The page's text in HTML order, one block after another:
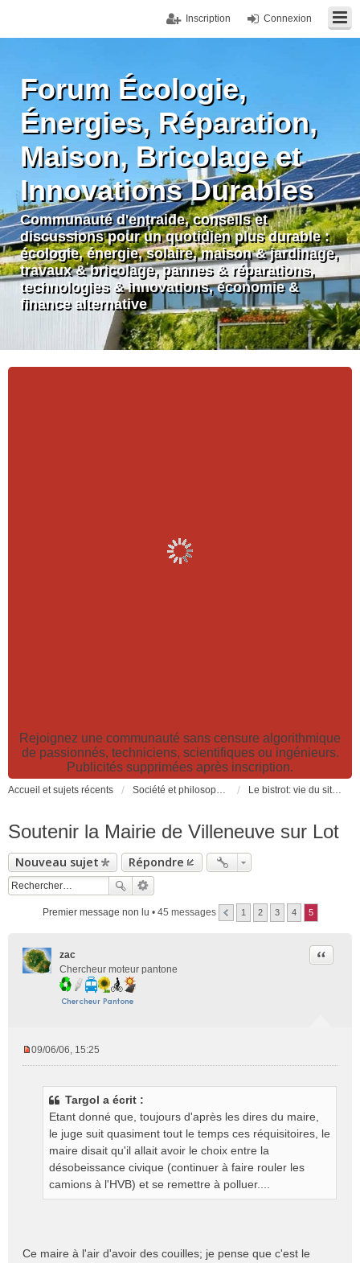
Connexion
Inscription
Forum Écologie,
Énergies, Réparation,
Maison, Bricolage et
Innovations Durables
Communauté d'entraide, conseils et
discussions pour un quotidien plus durable :
écologie, énergie, solaire, maison & jardinage,
travaux & bricolage, pannes & réparations,
technologies & innovations, économie &
finance alternative
Rejoignez une communauté sans censure algorithmique
de passionnés, techniciens, scientifiques ou ingénieurs.
Publicités supprimées après inscription.
Accueil et sujets récents Société et philosophie. Sciences et technologies. Santé et prévention. Le bistrot: vie du site, loisirs et détente, humour et convivialité et Petites Annonces
Soutenir la Mairie de Villeneuve sur Lot
Nouveau sujet Répondre
Premier message non lu • 45 messages 1 2 3 4 5
zac
Chercheur moteur pantone
Citer
09/06/06, 15:25
Targol a écrit :
Etant donné que, toujours d'après les dires du maire,
le juge suit quasiment tout le temps ces réquisitoires, le
maire disait qu'il allait avoir le choix entre la
désobeissance civique (continuer à faire rouler les
camions à l'HVB) et se remettre à polluer....
Ce maire à l'air d'avoir des couilles; je pense que c'est le